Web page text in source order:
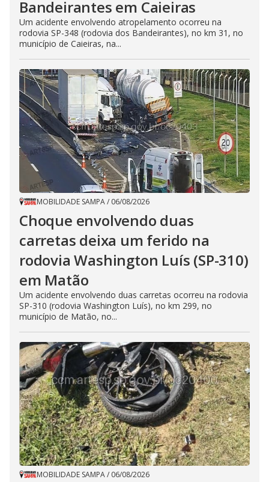
Bandeirantes em Caieiras
Um acidente envolvendo atropelamento ocorreu na
rodovia SP-348 (rodovia dos Bandeirantes), no km 31, no
município de Caieiras, na...
MOBILIDADE SAMPA/ 06/08/2026
Choque envolvendo duas
carretas deixa um ferido na
rodovia Washington Luís (SP-310)
em Matão
Um acidente envolvendo duas carretas ocorreu na rodovia
SP-310 (rodovia Washington Luís), no km 299, no
município de Matão, no...
MOBILIDADE SAMPA/ 06/08/2026